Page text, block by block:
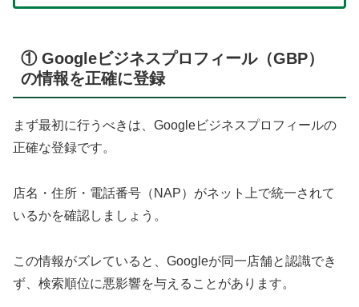
① Googleビジネスプロフィール（GBP）
の情報を正確に登録
まず最初に行うべきは、Googleビジネスプロフィールの
正確な登録です。
店名・住所・電話番号（NAP）がネット上で統一されて
いるかを確認しましょう。
この情報がズレていると、Googleが同一店舗と認識でき
ず、検索順位に悪影響を与えることがあります。